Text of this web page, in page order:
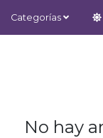
Categorías
No hay